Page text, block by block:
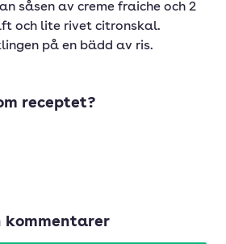
såsen av creme fraiche och 2
och lite rivet citronskal.
på en bädd av ris.
receptet?
kommentarer